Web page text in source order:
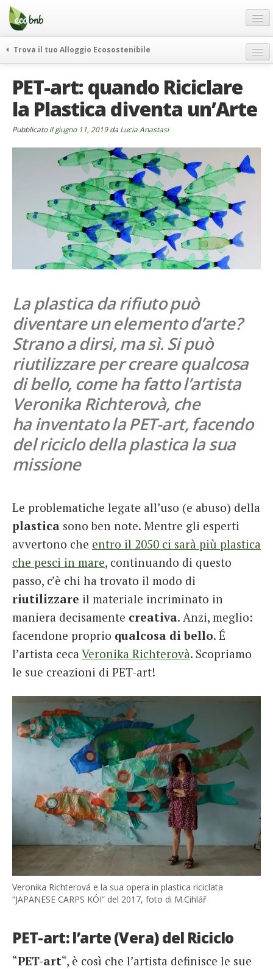
Menu
Salta
contenuto
Offerte Speciali
Regali
FAQ
Chi Siamo
Partner
German
English
Spanish
Italiano
Trova il tuo Alloggio Ecosostenibile
itinerari
curiosità
vivere e viaggiare verde
rassegna stampa
PET-art: quando Riciclare
la Plastica diventa un’Arte
Pubblicato ilgiugno 11, 2019da Lucia Anastasi
La plastica da rifiuto può
diventare un elemento d’arte?
Strano a dirsi, ma sì. Si può
riutilizzare per creare qualcosa
di bello, come ha fatto l’artista
Veronika Richterovà, che
ha inventato la PET-art, facendo
del riciclo della plastica la sua
missione
Le problematiche legate all’uso (e abuso) della
plastica sono ben note. Mentre gli esperti
avvertono che entro il 2050 ci sarà più plastica
che pesci in mare, continuando di questo
passo, c’è chi ha trovato il modo di
riutilizzare il materiale incriminato in
maniera decisamente creativa. Anzi, meglio:
facendone proprio qualcosa di bello. É
l’artista cecaVeronika Richterovà. Scopriamo
le sue creazioni di PET-art!
Veronika Richterová e la sua opera in plastica riciclata
“JAPANESE CARPS KÓI” del 2017, foto di M.Cihlář
PET-art: l’arte (Vera) del Riciclo
“PET-art“, è così che l’artista definisce le sue